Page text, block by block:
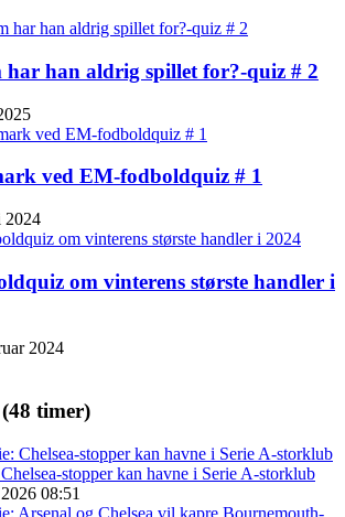
har han aldrig spillet for?-quiz # 2
ved EM-fodboldquiz # 1
2024
om vinterens største handler i
2024
timer)
stopper kan havne i Serie A-storklub
08:51